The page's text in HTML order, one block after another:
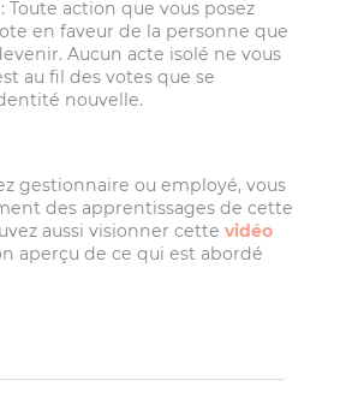
Toute action que vous posez
en faveur de la personne que
Aucun acte isolé ne vous
au fil des votes que se
nouvelle.
gestionnaire ou employé, vous
des apprentissages de cette
aussi visionner cettevidéo
aperçu de ce qui est abordé